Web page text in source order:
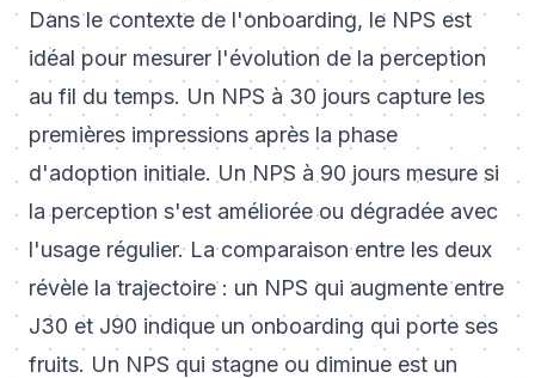
Dans le contexte de l'onboarding, le NPS est
idéal pour mesurer l'évolution de la perception
au fil du temps. Un NPS à 30 jours capture les
premières impressions après la phase
d'adoption initiale. Un NPS à 90 jours mesure si
la perception s'est améliorée ou dégradée avec
l'usage régulier. La comparaison entre les deux
révèle la trajectoire : un NPS qui augmente entre
J30 et J90 indique un onboarding qui porte ses
fruits. Un NPS qui stagne ou diminue est un